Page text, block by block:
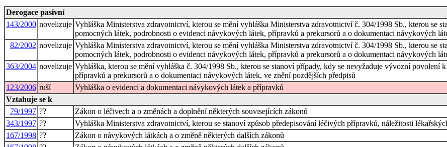
Derogace pasivní
143/2000 novelizuje Vyhláška Ministerstva zdravotnictví, kterou se mění vyhláška Ministerstva zdravotnictví č. 304/1998 Sb., kterou se
pomocných látek, podrobnosti o evidenci návykových látek, přípravků a prekursorů a o dokumentaci návykových
82/2002 novelizuje Vyhláška Ministerstva zdravotnictví, kterou se mění vyhláška Ministerstva zdravotnictví č. 304/1998 Sb., kterou se
pomocných látek, podrobnosti o evidenci návykových látek, přípravků a prekursorů a o dokumentaci návykových
363/2004 novelizuje Vyhláška, kterou se mění vyhláška č. 304/1998 Sb., kterou se stanoví případy, kdy se nevyžaduje vývozní
přípravků a prekursorů a o dokumentaci návykových látek, ve znění pozdějších předpisů
123/2006 ruší
Vyhláška o evidenci a dokumentaci návykových látek a přípravků
Vztahuje se k
79/1997 ??
Zákon o léčivech a o změnách a doplnění některých souvisejících zákonů
343/1997 ??
Vyhláška Ministerstva zdravotnictví, kterou se stanoví způsob předepisování léčivých přípravků, náležitosti
167/1998 ??
Zákon o návykových látkách a o změně některých dalších zákonů